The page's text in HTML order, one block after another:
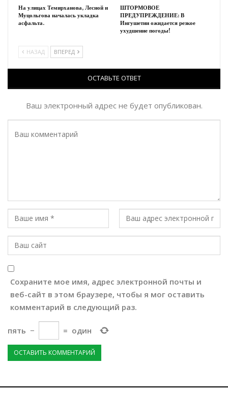
На улицах Темирханова, Лесной и
Муцольгова началась укладка
асфальта.
ШТОРМОВОЕ
ПРЕДУПРЕЖДЕНИЕ: В
Ингушетии ожидается резкое
ухудшение погоды!
НАЗАД ВПЕРЕД
ОСТАВЬТЕ ОТВЕТ
Ваш электронный адрес не будет опубликован.
Сохраните мое имя, адрес электронной почты и
веб-сайт в этом браузере, чтобы я мог оставить
комментарий в следующий раз.
пять − = один